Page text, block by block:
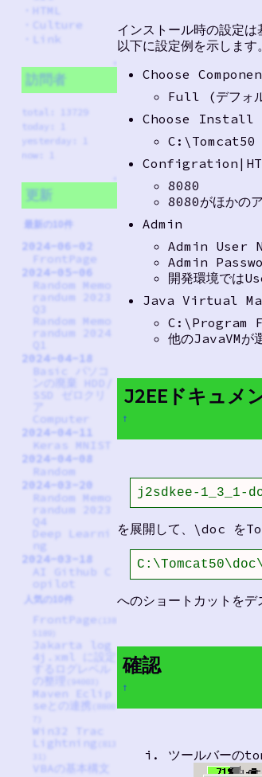
HTML
Culture
Link
訪問者
total: 13729
today: 1
yesterday: 1
now: 1
更新
最新の10件
2024-06-02
FrontPage
2024-05-06
Random Memo
randum 2023
Q3
Random Memo
randum 2024
Q1
2024-04-18
Basic パソコ
ンの廃棄 HDD/
ア
Computer
2024-04-11
Keras MNIST
2024-04-08
Random
2024-03-20
Random Memo
randum 2023
Q4
Deep Learni
ng
2024-03-18
AI Github C
opilot
人気の10件
FrontPage
Jakarta log
4j.xml に設定
Maven Eclip
seとの連携
Win32 Trac
Lightning
VBAの基本構文
インストール時の設定は
以下に設定例を示します。
Choose
Full (デフォル
Choose Install
C:\Tomcat50
8080
8080がほかの
Admin
Admin User
Admin
開発環境では
Java Virtual
C:\Program
他のJavaVMが
J2EEドキュメ
†
j2sdkee-1_3_1-
を展開して、\doc を
へのショートカットをデ
確認
†
ツールバーの